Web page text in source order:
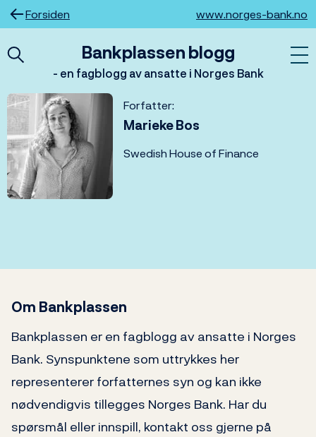
Hopp
til
Forsiden www.norges-bank.no
Bankplassen blogg
- en fagblogg av ansatte i Norges Bank
Forfatter:
Marieke Bos
Swedish House of Finance
Om Bankplassen
Bankplassen er en fagblogg av ansatte i Norges
Bank. Synspunktene som uttrykkes her
representerer forfatternes syn og kan ikke
nødvendigvis tillegges Norges Bank. Har du
spørsmål eller innspill, kontakt oss gjerne på